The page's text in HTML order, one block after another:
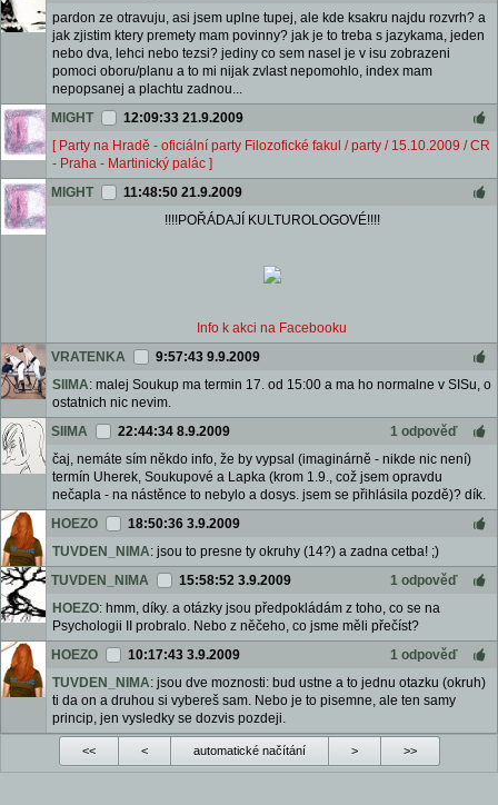
pardon ze otravuju, asi jsem uplne tupej, ale kde ksakru najdu rozvrh? a
jak zjistim ktery premety mam povinny? jak je to treba s jazykama, jeden
nebo dva, lehci nebo tezsi? jediny co sem nasel je v isu zobrazeni
pomoci oboru/planu a to mi nijak zvlast nepomohlo, index mam
nepopsanej a plachtu zadnou...
MIGHT
12:09:33 21.9.2009
[ Party na Hradě - oficiální party Filozofické fakul / party / 15.10.2009 / CR
- Praha - Martinický palác ]
MIGHT
11:48:50 21.9.2009
!!!!POŘÁDAJÍ KULTUROLOGOVÉ!!!!
Info k akci na Facebooku
VRATENKA
9:57:43 9.9.2009
SIIMA: malej Soukup ma termin 17. od 15:00 a ma ho normalne v SISu, o
ostatnich nic nevim.
SIIMA
22:44:34 8.9.2009
1 odpověď
čaj, nemáte sím někdo info, že by vypsal (imaginárně - nikde nic není)
termín Uherek, Soukupové a Lapka (krom 1.9., což jsem opravdu
nečapla - na nástěnce to nebylo a dosys. jsem se přihlásila pozdě)? dík.
HOEZO
18:50:36 3.9.2009
TUVDEN_NIMA: jsou to presne ty okruhy (14?) a zadna cetba! ;)
TUVDEN_NIMA
15:58:52 3.9.2009
1 odpověď
HOEZO: hmm, díky. a otázky jsou předpokládám z toho, co se na
Psychologii II probralo. Nebo z něčeho, co jsme měli přečíst?
HOEZO
10:17:43 3.9.2009
1 odpověď
TUVDEN_NIMA: jsou dve moznosti: bud ustne a to jednu otazku (okruh)
ti da on a druhou si vybereš sam. Nebo je to pisemne, ale ten samy
princip, jen vysledky se dozvis pozdeji.
<< < automatické načítání > >>